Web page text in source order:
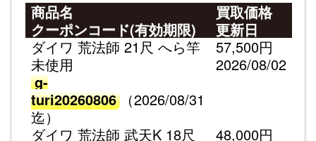
商品名
クーポンコード(有効期限)
買取価格
更新日
ダイワ 荒法師 21尺 へら竿
未使用
g-
turi20260806
（2026/08/31
迄）
57,500円
2026/08/02
ダイワ 荒法師 武天K 18尺
48,000円